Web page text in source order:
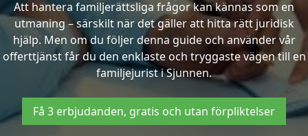
Att hantera familjerättsliga frågor kan kännas som en
utmaning – särskilt när det gäller att hitta rätt juridisk
hjälp. Men om du följer denna guide och använder vår
offerttjänst får du den enklaste och tryggaste vägen till en
familjejurist i Sjunnen.
Få 3 erbjudanden, gratis och utan förpliktelser